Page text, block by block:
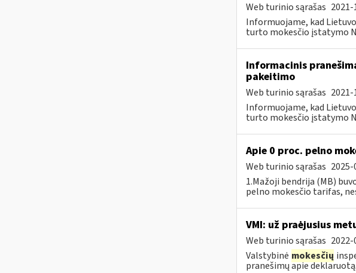
Web turinio sąrašas
Informuojame, kad
turto mokesčio įstatymo
Informacinis
pakeitimo
Web turinio sąrašas
Informuojame, kad
turto mokesčio įstatymo
Apie 0 proc. pelno
Web turinio sąrašas
1.Mažoji bendrija (MB)
pelno mokesčio tarifas,
VMI: už praėjusius
Web turinio sąrašas
Valstybinė mokesčių
pranešimų apie